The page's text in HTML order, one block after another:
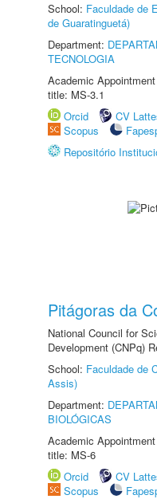
School: Faculdade de
de Guaratinguetá)
Department:
TECNOLOGIA
Academic
title: MS-3.1
Orcid
CV
Scopus
Repositório
Pitágoras da
National Council for
Development (CNPq)
School: Faculdade de
Assis)
Department:
BIOLÓGICAS
Academic
title: MS-6
Orcid
CV
Scopus